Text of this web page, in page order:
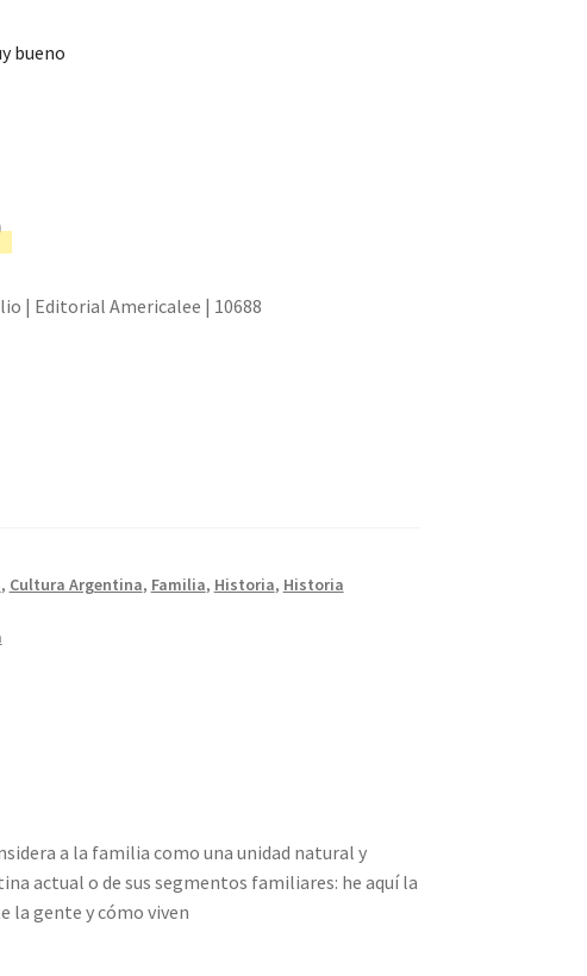
bueno
| Editorial Americalee | 10688
, Cultura Argentina, Familia, Historia, Historia
a la familia como una unidad natural y
actual o de sus segmentos familiares: he aquí la
la gente y cómo viven